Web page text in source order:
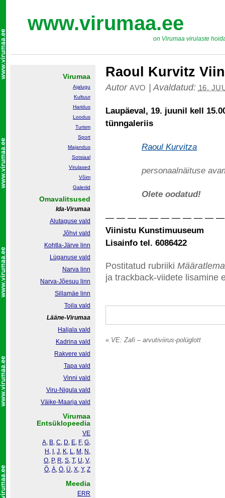
www.virumaa.ee
on Virumaa virulaste
Raoul Kurvitz
Autor AVO |Avaldatud: 16.
Laupäeval, 19. juunil kell
tünngaleriis
Raoul Kurvitza
personaalnäituse
Olete oodatud!
— — — — — — — — — —
Viinistu Kunstimuuseum
Lisainfo tel. 6086422
Postitatud rubriiki
ja trackback-viidete lisamine
« VE: Zafi – arvutiviirus-polüglott
Virumaa
Ajalugu
Kultuur
Haridus
Loodus
Turism
Sport
Majandus
Sotsiaal
Virulased
Võim
Galeriid
Omavalitsused
Ida-Virumaa
Alutaguse vald
Jõhvi vald
Kohtla-Järve linn
Lüganuse vald
Narva linn
Narva-Jõesuu linn
Sillamäe linn
Toila vald
Lääne-Virumaa
Haljala vald
Kadrina vald
Rakvere vald
Tapa vald
Vinni vald
Viru-Nigula vald
Väike-Maarja vald
Virumaa
Entsüklopeedia
VE
A, B, C, D, E, F, G,
H , , J, K, L, M , N ,
O, P, R, S, T, U, V,
Õ, Ä, Ö, Ü, X, Y, Z
Meedia
ERR